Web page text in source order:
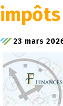
impôts
23 mars